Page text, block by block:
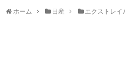
ホーム 日産 エクストレイ